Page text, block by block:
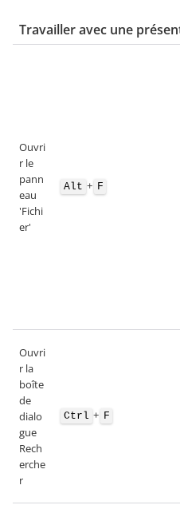
Travailler avec une
Ouvri
r le
pann
eau
'Fichi
er'
Alt + F
Ouvri
r la
boîte
de
dialo
gue
Rech
erche
r
Ctrl + F